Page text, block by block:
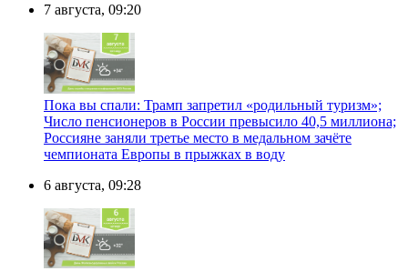
7 августа, 09:20
Пока вы спали: Трамп запретил «родильный туризм»;
Число пенсионеров в России превысило 40,5 миллиона;
Россияне заняли третье место в медальном зачёте
чемпионата Европы в прыжках в воду
6 августа, 09:28